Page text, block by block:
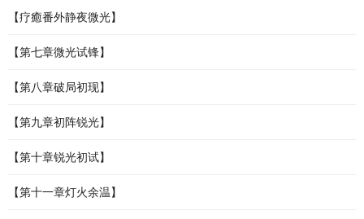
【疗癒番外静夜微光】
【第七章微光试锋】
【第八章破局初现】
【第九章初阵锐光】
【第十章锐光初试】
【第十一章灯火余温】